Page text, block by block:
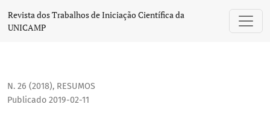
Influência de diferentes surfactantes em emulsões
Revista dos Trabalhos de Iniciação Científica da
UNICAMP
N. 26 (2018), RESUMOS
Publicado 2019-02-11